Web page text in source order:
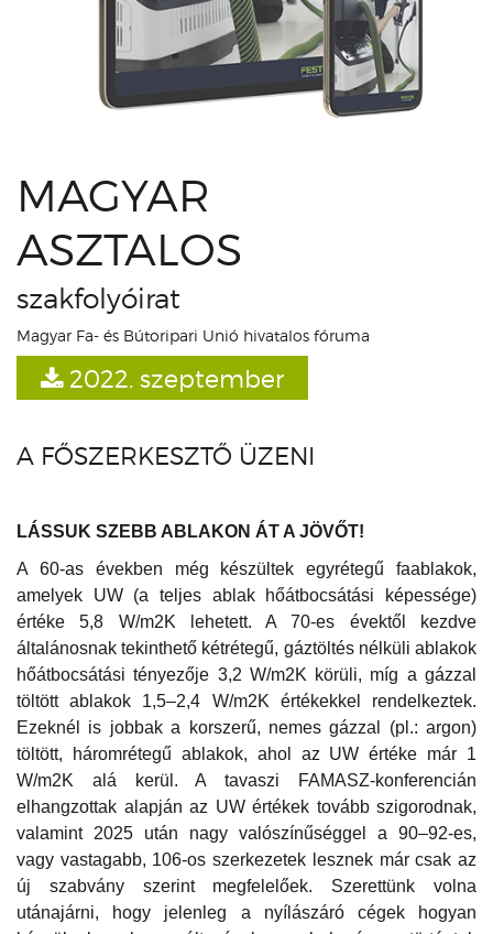
MAGYAR
ASZTALOS
szakfolyóirat
Magyar Fa- és Bútoripari Unió hivatalos fóruma
2022. szeptember
A FŐSZERKESZTŐ ÜZENI
LÁSSUK SZEBB ABLAKON ÁT A JÖVŐT!
A 60-as években még készültek egyrétegű faablakok,
amelyek UW (a teljes ablak hőátbocsátási képessége)
értéke 5,8 W/m2K lehetett. A 70-es évektől kezdve
általánosnak tekinthető kétrétegű, gáztöltés nélküli ablakok
hőátbocsátási tényezője 3,2 W/m2K körüli, míg a gázzal
töltött ablakok 1,5–2,4 W/m2K értékekkel rendelkeztek.
Ezeknél is jobbak a korszerű, nemes gázzal (pl.: argon)
töltött, háromrétegű ablakok, ahol az UW értéke már 1
W/m2K alá kerül. A tavaszi FAMASZ-konferencián
elhangzottak alapján az UW értékek tovább szigorodnak,
valamint 2025 után nagy valószínűséggel a 90–92-es,
vagy vastagabb, 106-os szerkezetek lesznek már csak az
új szabvány szerint megfelelőek. Szerettünk volna
utánajárni, hogy jelenleg a nyílászáró cégek hogyan